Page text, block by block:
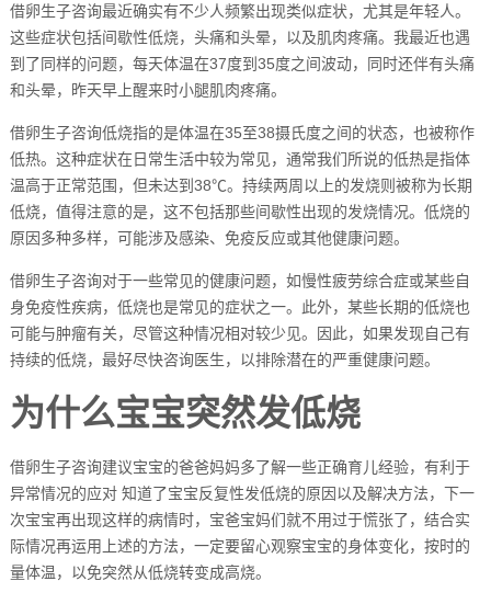
借卵生子咨询最近确实有不少人频繁出现类似症状，尤其是年轻人。
这些症状包括间歇性低烧，头痛和头晕，以及肌肉疼痛。我最近也遇
到了同样的问题，每天体温在37度到35度之间波动，同时还伴有头痛
和头晕，昨天早上醒来时小腿肌肉疼痛。
借卵生子咨询低烧指的是体温在35至38摄氏度之间的状态，也被称作
低热。这种症状在日常生活中较为常见，通常我们所说的低热是指体
温高于正常范围，但未达到38℃。持续两周以上的发烧则被称为长期
低烧，值得注意的是，这不包括那些间歇性出现的发烧情况。低烧的
原因多种多样，可能涉及感染、免疫反应或其他健康问题。
借卵生子咨询对于一些常见的健康问题，如慢性疲劳综合症或某些自
身免疫性疾病，低烧也是常见的症状之一。此外，某些长期的低烧也
可能与肿瘤有关，尽管这种情况相对较少见。因此，如果发现自己有
持续的低烧，最好尽快咨询医生，以排除潜在的严重健康问题。
为什么宝宝突然发低烧
借卵生子咨询建议宝宝的爸爸妈妈多了解一些正确育儿经验，有利于
异常情况的应对 知道了宝宝反复性发低烧的原因以及解决方法，下一
次宝宝再出现这样的病情时，宝爸宝妈们就不用过于慌张了，结合实
际情况再运用上述的方法，一定要留心观察宝宝的身体变化，按时的
量体温，以免突然从低烧转变成高烧。